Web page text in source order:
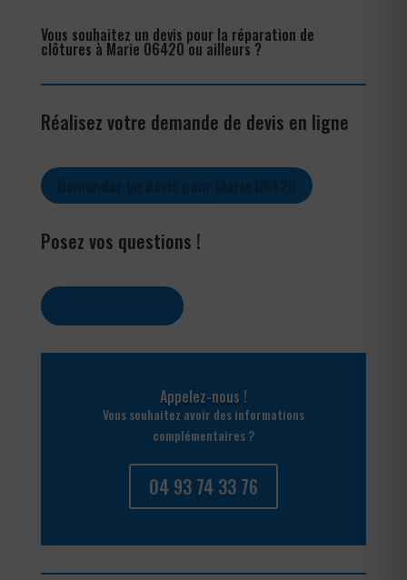
Vous souhaitez un devis pour la réparation de
clôtures à Marie 06420 ou ailleurs ?
Réalisez votre demande de devis en ligne
Posez vos questions !
Appelez-nous !
Vous souhaitez avoir des informations
complémentaires ?
04 93 74 33 76